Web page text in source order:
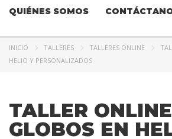
QUIÉNES SOMOS
INICIO TALLERES TALLERES ONLINE
HELIO Y PERSONALIZADOS
TALLER
GLOBOS EN